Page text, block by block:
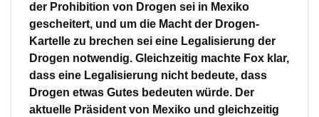
der Prohibition von Drogen sei in Mexiko
gescheitert, und um die Macht der Drogen-
Kartelle zu brechen sei eine Legalisierung der
Drogen notwendig. Gleichzeitig machte Fox klar,
dass eine Legalisierung nicht bedeute, dass
Drogen etwas Gutes bedeuten würde. Der
aktuelle Präsident von Mexiko und gleichzeitig